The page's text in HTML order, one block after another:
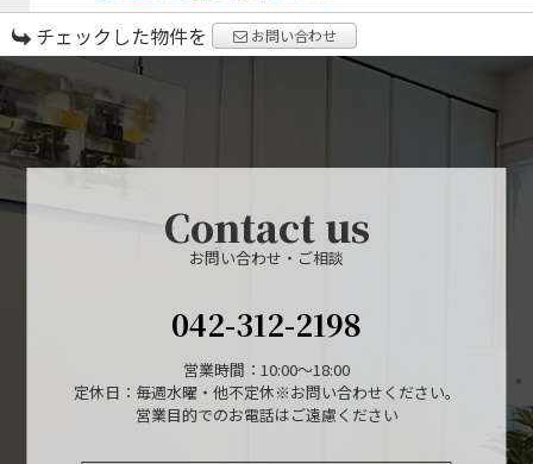
チェックした物件を お問い合わせ
Contact us
お問い合わせ・ご相談
042-312-2198
営業時間：10:00～18:00
定休日：毎週水曜・他不定休※お問い合わせください。
営業目的でのお電話はご遠慮ください